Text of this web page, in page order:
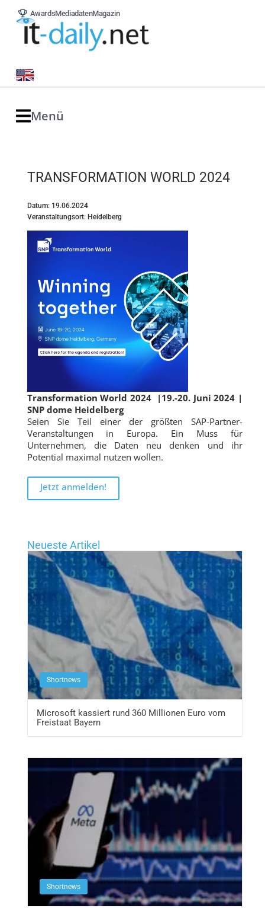
AwardsMediadatenMagazin
Menü
TRANSFORMATION WORLD 2024
Datum: 19.06.2024
Veranstaltungsort: Heidelberg
Transformation World 2024|19.-20. Juni 2024 |
SNP dome Heidelberg
Seien Sie Teil einer der größten SAP-Partner-
Veranstaltungen in Europa. Ein Muss für
Unternehmen, die Daten neu denken und ihr
Potential maximal nutzen wollen.
Jetzt anmelden!
Neueste Artikel
Shortnews
Microsoft kassiert rund 360 Millionen Euro vom
Freistaat Bayern
Shortnews